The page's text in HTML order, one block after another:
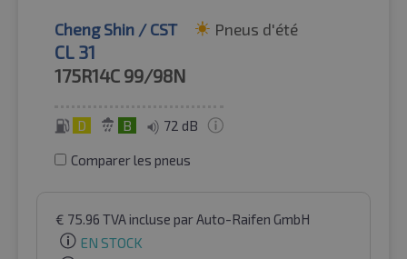
Cheng Shin / CST Pneus d'été
CL 31
175R14C 99/98N
D B 72 dB
Comparer les pneus
€ 75.96 TVA incluse par Auto-Raifen GmbH
EN STOCK